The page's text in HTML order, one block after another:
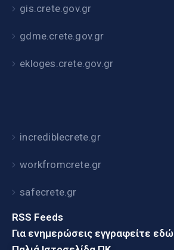
gis.crete.gov.gr
gdme.crete.gov.gr
ekloges.crete.gov.gr
incrediblecrete.gr
workfromcrete.gr
safecrete.gr
RSS Feeds
Για ενημερώσεις εγγραφείτε εδώ